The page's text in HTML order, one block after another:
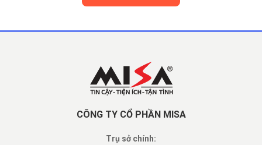
CÔNG TY CỔ PHẦN MISA
Trụ sở chính: